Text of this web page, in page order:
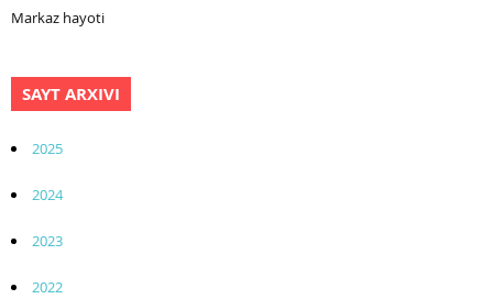
Markaz hayoti
SAYT ARXIVI
2025
2024
2023
2022